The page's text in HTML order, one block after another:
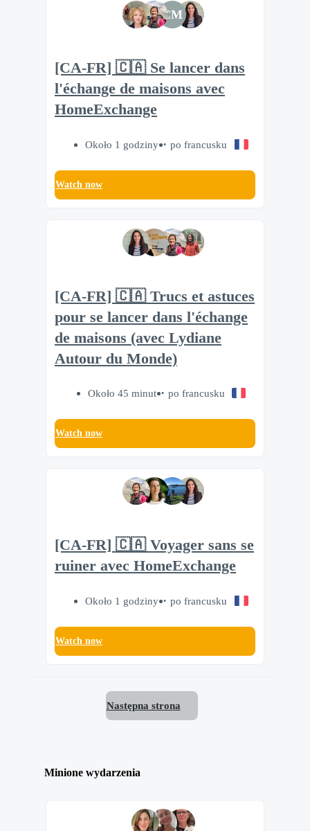
CM
[CA-FR] 🇨🇦 Se lancer dans
l'échange de maisons avec
HomeExchange
Około 1 godziny po francusku
Watch now
[CA-FR] 🇨🇦 Trucs et astuces
pour se lancer dans l'échange
de maisons (avec Lydiane
Autour du Monde)
Około 45 minut po francusku
Watch now
[CA-FR] 🇨🇦 Voyager sans se
ruiner avec HomeExchange
Około 1 godziny po francusku
Watch now
Następna strona
Minione wydarzenia